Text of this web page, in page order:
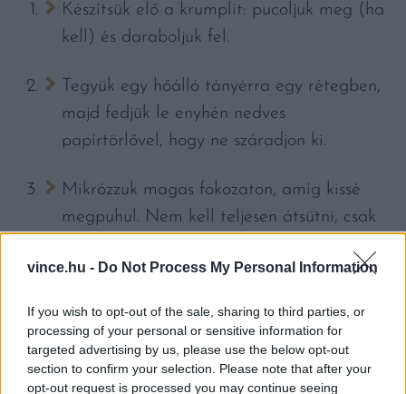
vince.hu - Do Not Process My Personal Information
If you wish to opt-out of the sale, sharing to third parties, or
processing of your personal or sensitive information for
targeted advertising by us, please use the below opt-out
section to confirm your selection. Please note that after your
opt-out request is processed you may continue seeing
Készítsük elő a krumplit: pucoljuk meg (ha
kell) és daraboljuk fel.
Tegyük egy hőálló tányérra egy rétegben,
majd fedjük le enyhén nedves
papírtörlővel, hogy ne száradjon ki.
Mikrózzuk magas fokozaton, amíg kissé
megpuhul. Nem kell teljesen átsütni, csak
körülbelül 5-6 perc, de a mikró
függ.
Innen már jöhet a sütés a serpenyőben